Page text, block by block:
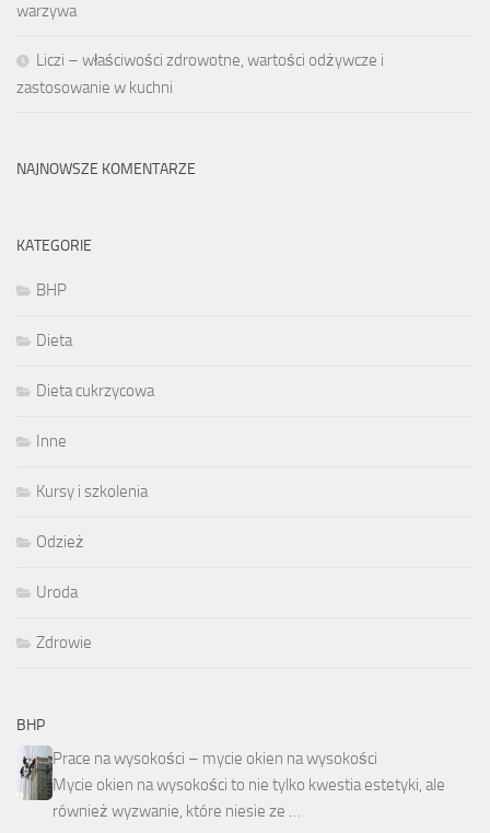
warzywa
Liczi – właściwości zdrowotne, wartości odżywcze i
zastosowanie w kuchni
NAJNOWSZE KOMENTARZE
KATEGORIE
BHP
Dieta
Dieta cukrzycowa
Inne
Kursy i szkolenia
Odzież
Uroda
Zdrowie
BHP
Prace na wysokości – mycie okien na wysokości
Mycie okien na wysokości to nie tylko kwestia estetyki, ale
również wyzwanie, które niesie ze …